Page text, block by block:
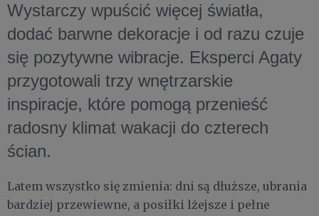
Wystarczy wpuścić więcej światła,
dodać barwne dekoracje i od razu czuje
się pozytywne wibracje. Eksperci Agaty
przygotowali trzy wnętrzarskie
inspiracje, które pomogą przenieść
radosny klimat wakacji do czterech
ścian.
Latem wszystko się zmienia: dni są dłuższe, ubrania
bardziej przewiewne, a posiłki lżejsze i pełne